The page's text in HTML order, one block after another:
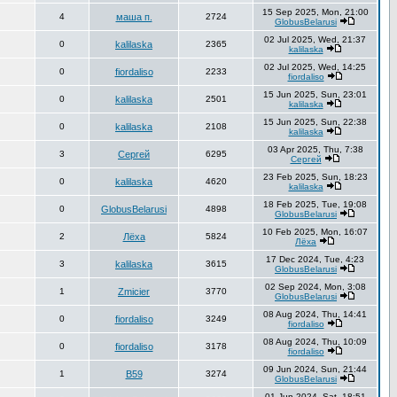
4 маша п. 2724
15 Sep 2025, Mon, 21:00
GlobusBelarusi
0 kalilaska 2365
02 Jul 2025, Wed, 21:37
kalilaska
0 fiordaliso 2233
02 Jul 2025, Wed, 14:25
fiordaliso
0 kalilaska 2501
15 Jun 2025, Sun, 23:01
kalilaska
0 kalilaska 2108
15 Jun 2025, Sun, 22:38
kalilaska
3 Сергей 6295
03 Apr 2025, Thu, 7:38
Сергей
0 kalilaska 4620
23 Feb 2025, Sun, 18:23
kalilaska
0 GlobusBelarusi 4898
18 Feb 2025, Tue, 19:08
GlobusBelarusi
2 Лёха 5824
10 Feb 2025, Mon, 16:07
Лёха
3 kalilaska 3615
17 Dec 2024, Tue, 4:23
GlobusBelarusi
1 Zmicier 3770
02 Sep 2024, Mon, 3:08
GlobusBelarusi
0 fiordaliso 3249
08 Aug 2024, Thu, 14:41
fiordaliso
0 fiordaliso 3178
08 Aug 2024, Thu, 10:09
fiordaliso
1 В59 3274
09 Jun 2024, Sun, 21:44
GlobusBelarusi